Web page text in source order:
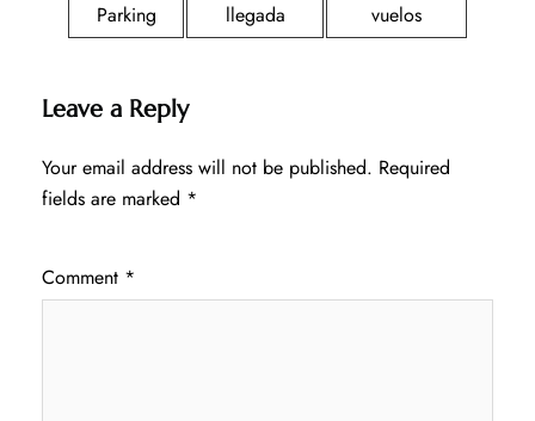
Parking
llegada
vuelos
Leave a Reply
Your email address will not be published. Required
fields are marked *
Comment *